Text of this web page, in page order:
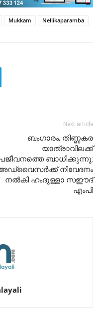
Mukkam Nellikaparamba
Next article
ബംഗാരം, തിണ്ണകര
യാത്രാവിലക്ക്
ബാധിക്കുന്നു:
നിവേദനം
നൽകി ഹംദുള്ളാ സഈദ്
എംപി